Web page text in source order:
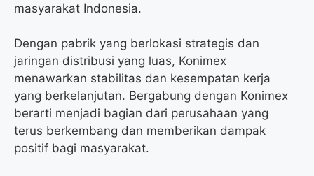
masyarakat Indonesia.
Dengan pabrik yang berlokasi strategis dan
jaringan distribusi yang luas, Konimex
menawarkan stabilitas dan kesempatan kerja
yang berkelanjutan. Bergabung dengan Konimex
berarti menjadi bagian dari perusahaan yang
terus berkembang dan memberikan dampak
positif bagi masyarakat.